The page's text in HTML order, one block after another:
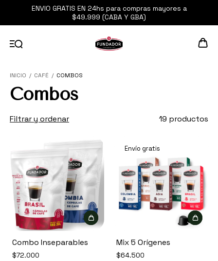
ENVIO GRATIS EN 24hs para compras mayores a
$49.999 (CABA Y GBA)
INICIO / CAFÉ / COMBOS
Combos
Filtrar y ordenar 19 productos
Combo Inseparables
$72.000
Envío gratis
Mix 5 Orígenes
$64.500